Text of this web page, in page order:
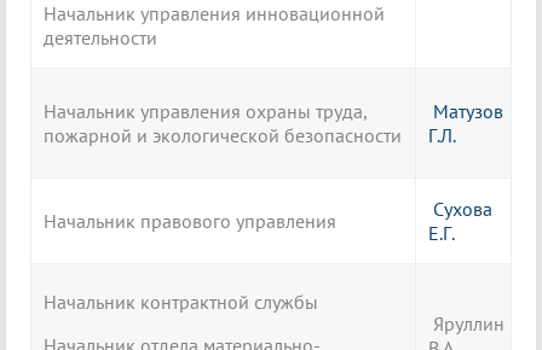
Начальник управления инновационной
деятельности
Начальник управления охраны труда,
пожарной и экологической безопасности
Матузов
Г.Л.
Начальник правового управления
Сухова
Е.Г.
Начальник контрактной службы
Яруллин